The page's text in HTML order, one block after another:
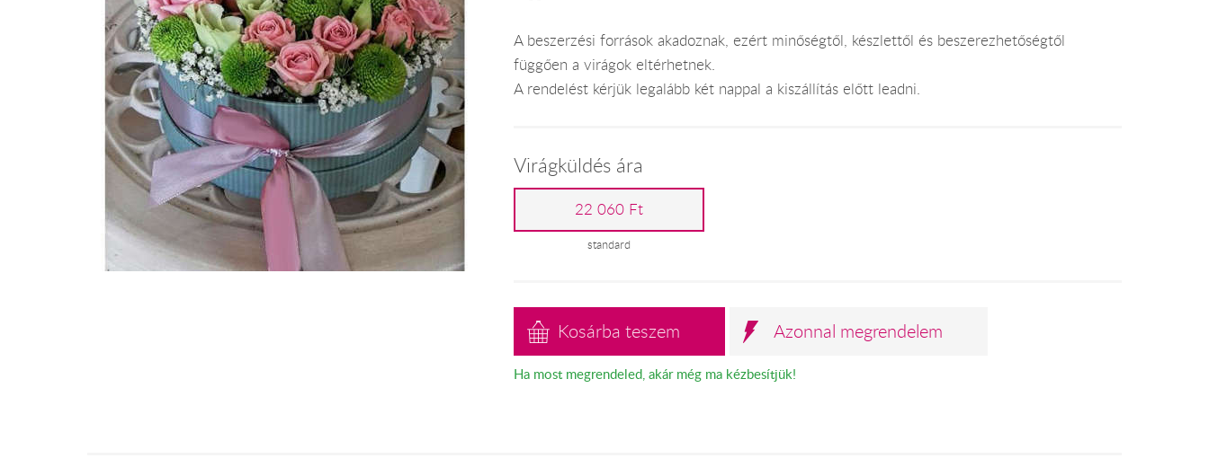
A beszerzési források akadoznak, ezért minőségtől, készlettől és beszerezhetőségtől
függően a virágok eltérhetnek.
A rendelést kérjük legalább két nappal a kiszállítás előtt leadni.
Virágküldés ára
22 060 Ft
standard
Kosárba teszem Azonnal megrendelem
Ha most megrendeled, akár még ma kézbesítjük!